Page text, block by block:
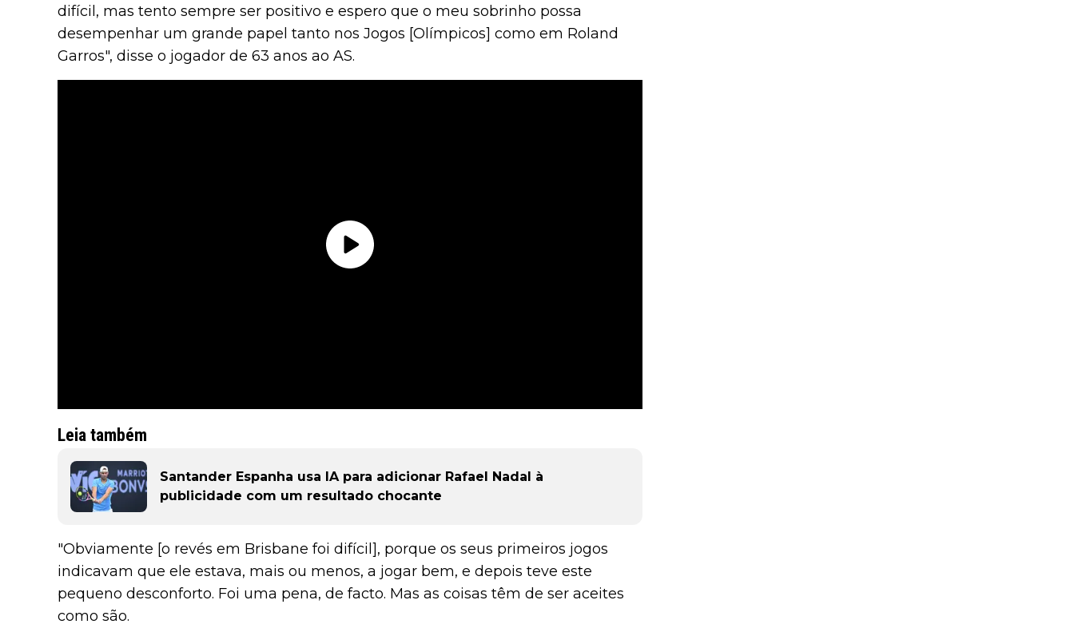
difícil, mas tento sempre ser positivo e espero que o meu sobrinho possa
desempenhar um grande papel tanto nos Jogos [Olímpicos] como em Roland
Garros", disse o jogador de 63 anos ao AS.
Leia também
Santander Espanha usa IA para adicionar Rafael Nadal à
publicidade com um resultado chocante
"Obviamente [o revés em Brisbane foi difícil], porque os seus primeiros jogos
indicavam que ele estava, mais ou menos, a jogar bem, e depois teve este
pequeno desconforto. Foi uma pena, de facto. Mas as coisas têm de ser aceites
como são.